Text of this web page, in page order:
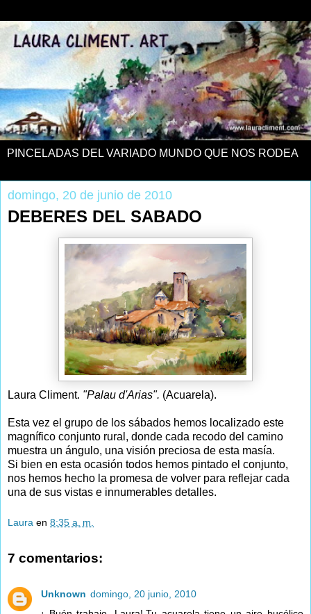
PINCELADAS DEL VARIADO MUNDO QUE NOS RODEA
domingo, 20 de junio de 2010
DEBERES DEL SABADO
Laura Climent. "Palau d'Arias". (Acuarela).
Esta vez el grupo de los sábados hemos localizado este
magnífico conjunto rural, donde cada recodo del camino
muestra un ángulo, una visión preciosa de esta masía.
Si bien en esta ocasión todos hemos pintado el conjunto,
nos hemos hecho la promesa de volver para reflejar cada
una de sus vistas e innumerables detalles.
Laura en 8:35 a. m.
7 comentarios:
Unknown domingo, 20 junio, 2010